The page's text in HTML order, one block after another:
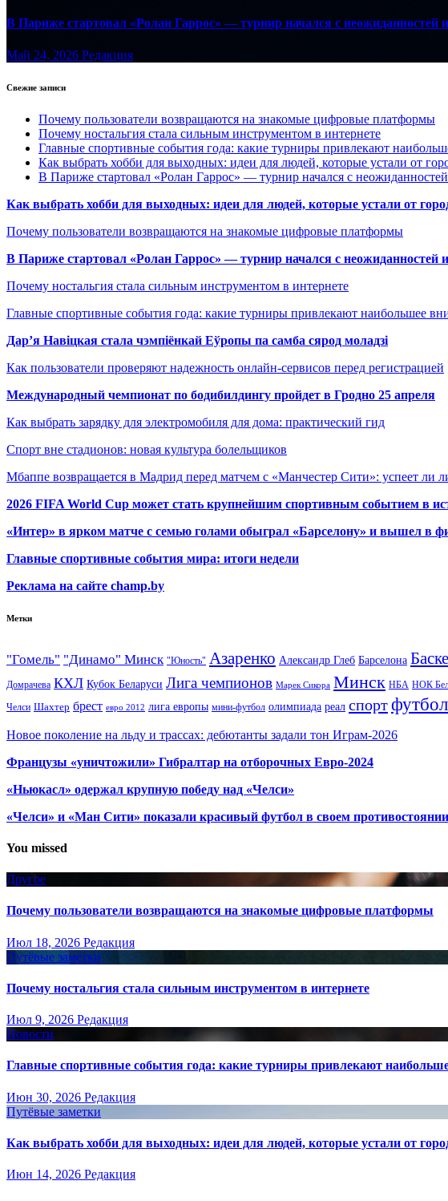
В Париже стартовал «Ролан Гаррос» — турнир начался с неожиданностей
Май 24, 2026 Редакция
Свежие записи
Почему пользователи возвращаются на знакомые цифровые платформы
Почему ностальгия стала сильным инструментом в интернете
Главные спортивные события года: какие турниры привлекают
Как выбрать хобби для выходных: идеи для людей, которые устали от
В Париже стартовал «Ролан Гаррос» — турнир начался с
Как выбрать хобби для выходных: идеи для людей, которые устали от
Почему пользователи возвращаются на знакомые цифровые платформы
В Париже стартовал «Ролан Гаррос» — турнир начался с неожиданностей
Почему ностальгия стала сильным инструментом в интернете
Главные спортивные события года: какие турниры привлекают наибольшее
Дар’я Навіцкая стала чэмпіёнкай Еўропы па самба сярод моладзі
Как пользователи проверяют надежность онлайн-сервисов перед регистрацией
Международный чемпионат по бодибилдингу пройдет в Гродно 25 апреля
Как выбрать зарядку для электромобиля для дома: практический гид
Спорт вне стадионов: новая культура болельщиков
Мбаппе возвращается в Мадрид перед матчем с «Манчестер Сити»: успеет ли
2026 FIFA World Cup может стать крупнейшим спортивным событием в
«Интер» в ярком матче с семью голами обыграл «Барселону» и вышел в
Главные спортивные события мира: итоги недели
Реклама на сайте champ.by
Метки
"Гомель" "Динамо" Минск "Юность" Азаренко Александр Глеб Барселона
Домрачева КХЛ Кубок Беларуси Лига чемпионов Марек Сикора Минск НБА НОК
Челси Шахтер брест евро 2012 лига европы мини-футбол олимпиада реал спортфутбол
Новое поколение на льду и трассах: дебютанты задали тон Играм-2026
Французы «уничтожили» Гибралтар на отборочных Евро-2024
«Ньюкасл» одержал крупную победу над «Челси»
«Челси» и «Ман Сити» показали красивый футбол в своем противостоянии
You missed
Другое
Почему пользователи возвращаются на знакомые цифровые платформы
Июл 18, 2026 Редакция
Путёвые заметки
Почему ностальгия стала сильным инструментом в интернете
Июл 9, 2026 Редакция
Новости
Главные спортивные события года: какие турниры привлекают
Июн 30, 2026 Редакция
Путёвые заметки
Как выбрать хобби для выходных: идеи для людей, которые устали от
Июн 14, 2026 Редакция